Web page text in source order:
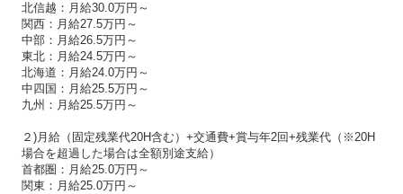
北信越：月給30.0万円～
関西：月給27.5万円～
中部：月給26.5万円～
東北：月給24.5万円～
北海道：月給24.0万円～
中四国：月給25.5万円～
九州：月給25.5万円～
２)月給（固定残業代20H含む）+交通費+賞与年2回+残業代（※20H
場合を超過した場合は全額別途支給）
首都圏：月給25.0万円～
関東：月給25.0万円～